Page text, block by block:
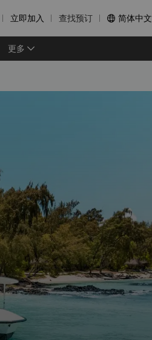
立即加入 查找预订  简体中文
更多